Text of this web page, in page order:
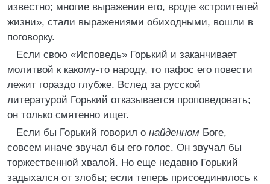
известно; многие выражения его, вроде «строителей
жизни», стали выражениями обиходными, вошли в
поговорку.
Если свою «Исповедь» Горький и заканчивает
молитвой к какому-то народу, то пафос его повести
лежит гораздо глубже. Вслед за русской
литературой Горький отказывается проповедовать;
он только смятенно ищет.
Если бы Горький говорил о найденном Боге,
совсем иначе звучал бы его голос. Он звучал бы
торжественной хвалой. Но еще недавно Горький
задыхался от злобы; если теперь присоединилось к